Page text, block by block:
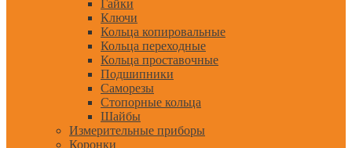
Гайки
Ключи
Кольца копировальные
Кольца переходные
Кольца проставочные
Подшипники
Саморезы
Стопорные кольца
Шайбы
Измерительные приборы
Коронки